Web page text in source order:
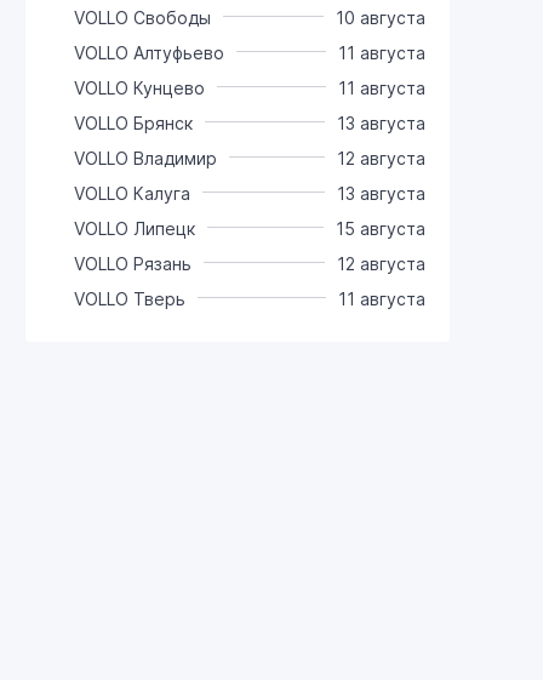
VOLLO Свободы
10 августа
VOLLO Алтуфьево
11 августа
VOLLO Кунцево
11 августа
VOLLO Брянск
13 августа
VOLLO Владимир
12 августа
VOLLO Калуга
13 августа
VOLLO Липецк
15 августа
VOLLO Рязань
12 августа
VOLLO Тверь
11 августа